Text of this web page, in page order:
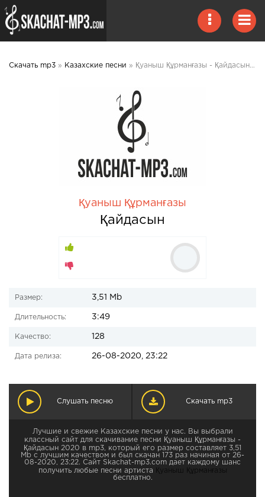
Скачать mp3 » Казахские песни » Қуаныш Құрманғазы - Қайдасын 2020 mp3 скачать
Қуаныш Құрманғазы
Қайдасын
Размер: 3,51 Mb
Длительность: 3:49
Качество: 128
Дата релиза: 26-08-2020, 23:22
Слушать песню Скачать mp3
Лучшие и свежие Казахские песни у нас. Вы выбрали
классный сайт для скачивание песни Қуаныш Құрманғазы -
Қайдасын 2020 в mp3, который его размер составляет 3,51
Mb с лучшим качеством и был скачан 173 раз начиная от 26-
08-2020, 23:22. Сайт Skachat-mp3.com дает каждому шанс
получить любые песни артиста
Қуаныш Құрманғазы
бесплатно.